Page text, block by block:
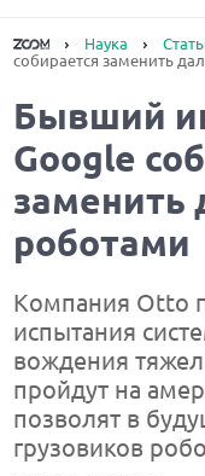
Наука
собирается заменить
Бывший
Google
заменить
роботами
Компания Otto
испытания
вождения
пройдут на
позволят в
грузовиков